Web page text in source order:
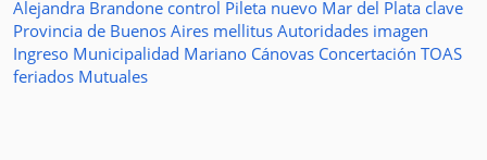
Alejandra Brandone control Pileta nuevo Mar del Plata clave
Provincia de Buenos Aires mellitus Autoridades imagen
Ingreso Municipalidad Mariano Cánovas Concertación TOAS
feriados Mutuales